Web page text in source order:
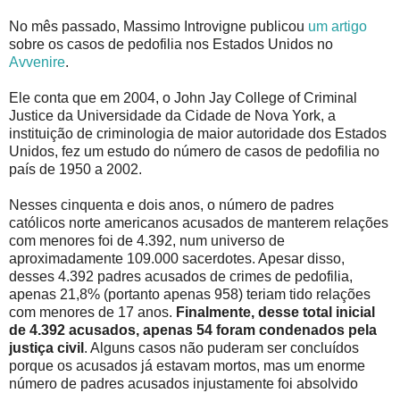
No mês passado, Massimo Introvigne publicou um artigo
sobre os casos de pedofilia nos Estados Unidos no
Avvenire.
Ele conta que em 2004, o John Jay College of Criminal
Justice da Universidade da Cidade de Nova York, a
instituição de criminologia de maior autoridade dos Estados
Unidos, fez um estudo do número de casos de pedofilia no
país de 1950 a 2002.
Nesses cinquenta e dois anos, o número de padres
católicos norte americanos acusados de manterem relações
com menores foi de 4.392, num universo de
aproximadamente 109.000 sacerdotes. Apesar disso,
desses 4.392 padres acusados de crimes de pedofilia,
apenas 21,8% (portanto apenas 958) teriam tido relações
com menores de 17 anos. Finalmente, desse total inicial
de 4.392 acusados, apenas 54 foram condenados pela
justiça civil . Alguns casos não puderam ser concluídos
porque os acusados já estavam mortos, mas um enorme
número de padres acusados injustamente foi absolvido